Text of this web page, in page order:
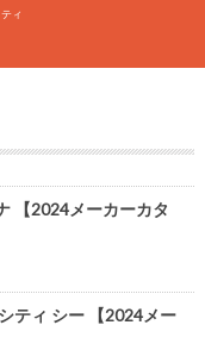
ィ
【2024メーカーカタ
ティ シー 【2024メー